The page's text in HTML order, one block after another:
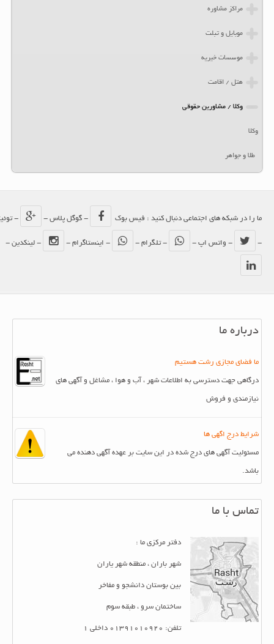
مراکز مشاوره
موبایل و تبلت
موسسات خیریه
هتل / اقامت
وکلا / مشاورین حقوقی
طلا و جواهر
ما را در شبکه های اجتماعی دنبال کنید : فیس بوک - گوگل پلاس - - توئیتر
- واتس اپ - - تلگرام - - اینستاگرام - - لینکدین -
درباره ما
ما فضای مجازی رشت هستیم
درگاهی جهت دسترسی به اطلاعات شهر ، آب و هوا ، مشاغل و آگهی های
نیازمندی و فروش
شرایط درج اگهی ها
مسئولیت آگهی های درج شده در این سایت بر عهده آگهی دهنده می
باشد.
تماس با ما
دفتر مرکزی ما :
شهر باران ، منطقه شهر یاران
بین بوستان دانشجو و مفاخر
ساختمان سرو ، طبقه سوم
تلفن: 01391010920 داخلی 1